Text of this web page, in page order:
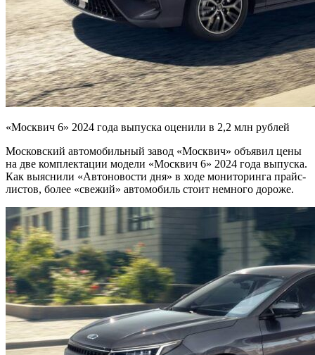
«Москвич 6» 2024 года выпуска оценили в 2,2 млн рублей
Московский автомобильный завод «Москвич» объявил цены
на две комплектации модели «Москвич 6» 2024 года выпуска.
Как выяснили «Автоновости дня» в ходе мониторинга прайс-
листов, более «свежий» автомобиль стоит немного дороже.